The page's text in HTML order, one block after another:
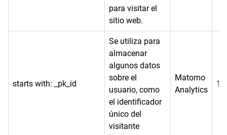
para visitar el
sitio web.
starts with: _pk_id
Se utiliza para
almacenar
algunos datos
sobre el
usuario, como
el identificador
único del
visitante
Matomo
Analytics